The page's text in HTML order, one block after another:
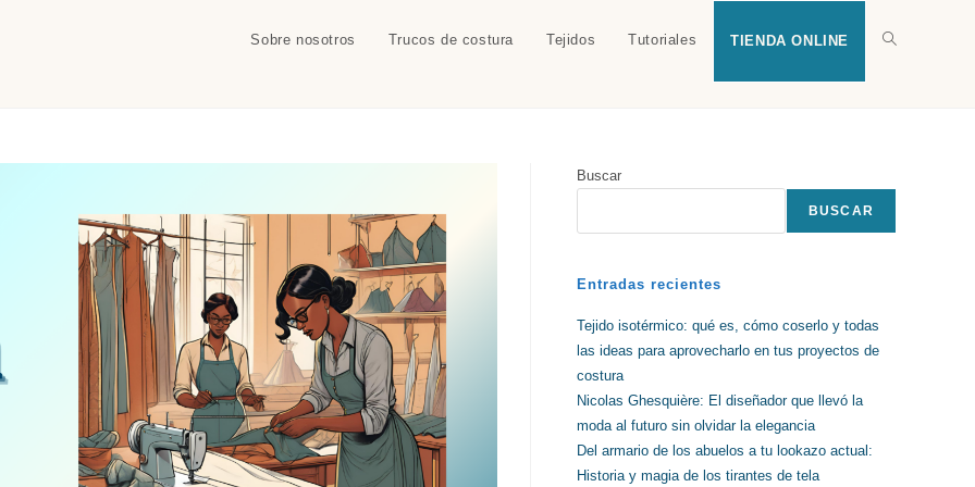
Sobre nosotros Trucos de costura Tejidos Tutoriales TIENDA ONLINE Alternar
Buscar
BUSCAR
Entradas recientes
Tejido isotérmico: qué es, cómo coserlo y todas
las ideas para aprovecharlo en tus proyectos de
costura
Nicolas Ghesquière: El diseñador que llevó la
moda al futuro sin olvidar la elegancia
Del armario de los abuelos a tu lookazo actual:
Historia y magia de los tirantes de tela